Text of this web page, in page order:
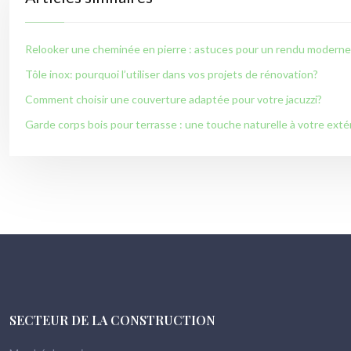
Relooker une cheminée en pierre : astuces pour un rendu moderne
Tôle inox: pourquoi l’utiliser dans vos projets de rénovation?
Comment choisir une couverture adaptée pour votre jacuzzi?
Garde corps bois pour terrasse : une touche naturelle à votre
SECTEUR DE LA CONSTRUCTION